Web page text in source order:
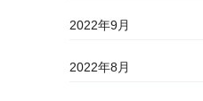
2022年9月
2022年8月